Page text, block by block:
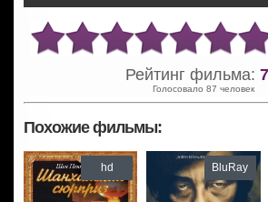
Рейтинг фильма:
Голосовало 87 человек
Похожие фильмы:
hd BluRay